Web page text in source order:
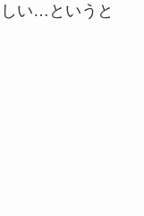
い…というと